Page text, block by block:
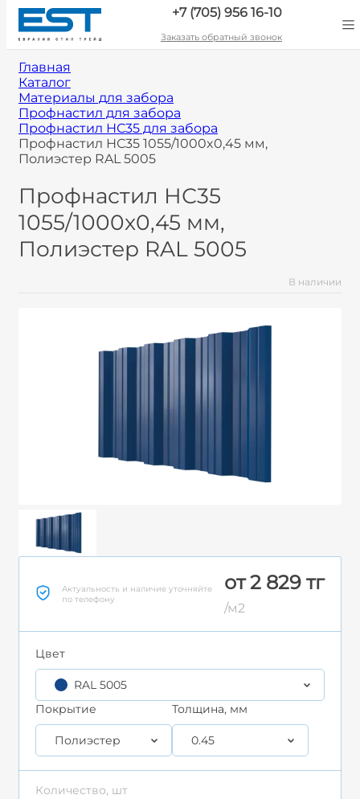
+7 (705) 956 16-10
Заказать обратный звонок
Главная
Каталог
Материалы для забора
Профнастил для забора
Профнастил НС35 для забора
Профнастил НС35 1055/1000x0,45 мм,
Полиэстер RAL 5005
Профнастил НС35
1055/1000x0,45 мм,
Полиэстер RAL 5005
В наличии
Актуальность и наличие уточняйте
по телефону
от 2 829 тг
/м2
Цвет
RAL 5005
Покрытие
Полиэстер
Толщина, мм
0.45
Количество, шт